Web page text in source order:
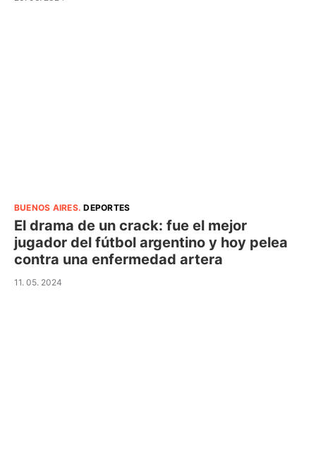
BUENOS AIRES.DEPORTES
El drama de un crack: fue el mejor
jugador del fútbol argentino y hoy pelea
contra una enfermedad artera
11. 05. 2024